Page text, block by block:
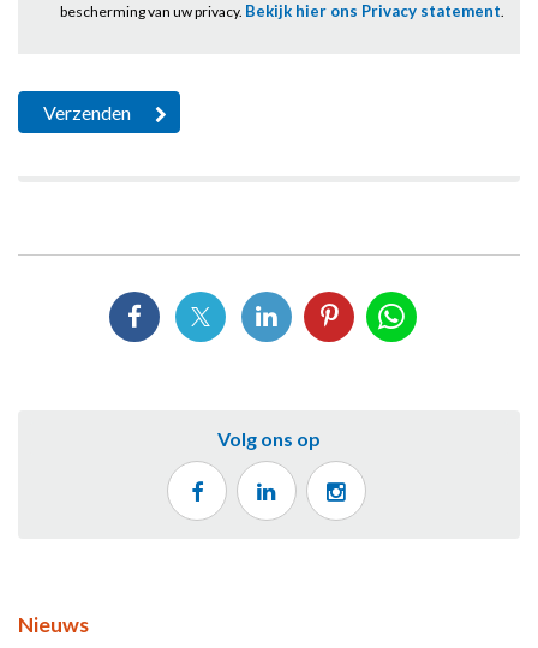
bescherming van uw privacy. Bekijk hier ons Privacy statement.
Volg ons op
Nieuws